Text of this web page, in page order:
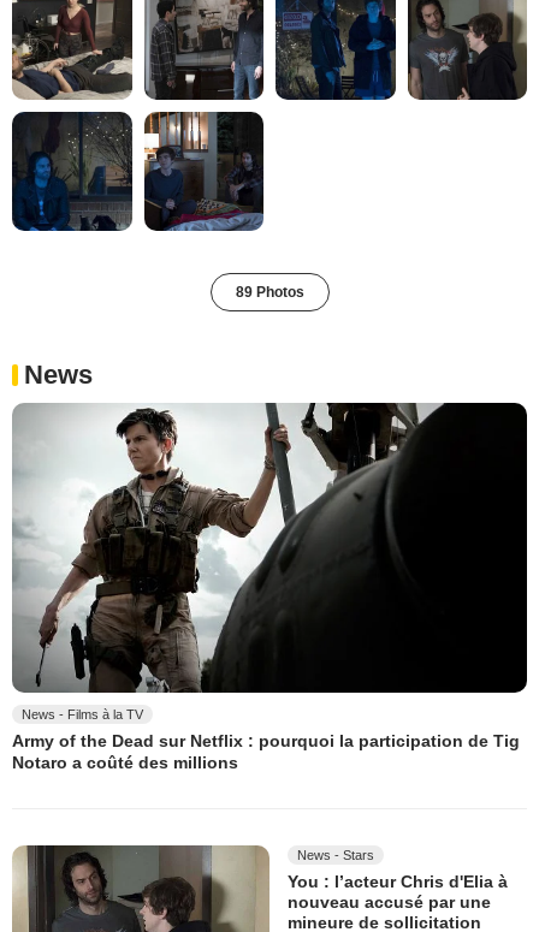
89 Photos
News
News - Films à la TV
Army of the Dead sur Netflix : pourquoi la participation de Tig
Notaro a coûté des millions
News - Stars
You : l’acteur Chris d'Elia à
nouveau accusé par une
mineure de sollicitation